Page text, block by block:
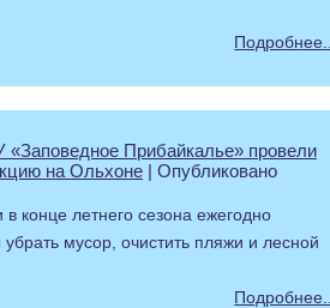
Подробнее...
Прибайкалье» провели
на Ольхоне | Опубликовано
летнего сезона ежегодно
мусор, очистить пляжи и лесной
Подробнее...